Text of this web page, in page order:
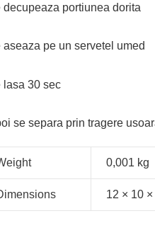
decupeaza portiunea dorita
aseaza pe un servetel umed
lasa 30 sec
se separa prin tragere
0,001 kg
12 × 10